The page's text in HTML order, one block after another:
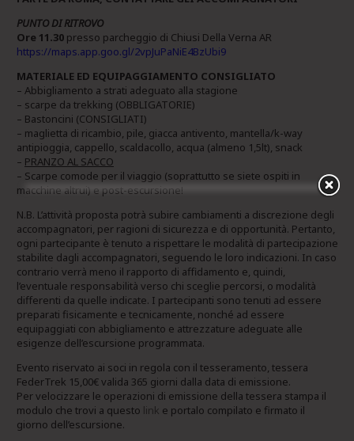
PUNTO DI RITROVO
Ore 11.30 presso parcheggio di Chiusi Della Verna AR
https://maps.app.goo.gl/2vpJuPaNiE4BzUbi9
MATERIALE ED EQUIPAGGIAMENTO CONSIGLIATO
– Abbigliamento a strati adeguato alla stagione
– scarpe da trekking (OBBLIGATORIE)
– Bastoncini (CONSIGLIATI)
– maglietta di ricambio, pile, giacca antivento, mantella/k-way
antipioggia, cappello, scaldacollo, acqua (almeno 1,5lt), snack
– PRANZO AL SACCO
– Scarpe comode per il viaggio (soprattutto se siete ospiti in
macchine altrui) e post-escursione!
N.B. L’attività proposta potrà subire cambiamenti a discrezione degli
accompagnatori, per ragioni di sicurezza e di opportunità. Pertanto,
ogni partecipante è tenuto a rispettare le modalità di partecipazione
stabilite dagli accompagnatori, seguendo le loro indicazioni. In caso
contrario verrà meno il rapporto di affidamento e, quindi,
l’eventuale responsabilità verso chi sceglie percorsi, o modalità
differenti da quelle indicate. I partecipanti sono tenuti ad essere
preparati fisicamente e tecnicamente, nonché ad essere
equipaggiati con abbigliamento e attrezzature adeguate alle
esigenze dell’escursione programmata.
Evento riservato ai soci in regola con il tesseramento, tessera
FederTrek 15,00€ valida 365 giorni dalla data di emissione.
Per velocizzare le operazioni di emissione della tessera stampa il
modulo che trovi a questo link e portalo compilato e firmato il
giorno dell’escursione.